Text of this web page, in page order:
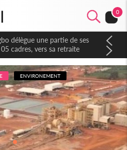
0
délègue une partie de ses
cadres, vers sa retraite
ENVIRONEMENT